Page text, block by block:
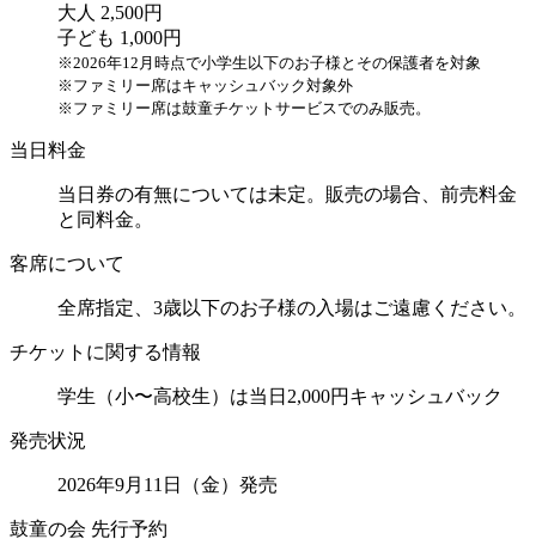
大人 2,500円
子ども 1,000円
※2026年12月時点で小学生以下のお子様とその保護者を対象
※ファミリー席はキャッシュバック対象外
※ファミリー席は鼓童チケットサービスでのみ販売。
当日料金
当日券の有無については未定。販売の場合、前売料金
と同料金。
客席について
全席指定、3歳以下のお子様の入場はご遠慮ください。
チケットに関する情報
学生（小〜高校生）は当日2,000円キャッシュバック
発売状況
2026年9月11日（金）発売
鼓童の会 先行予約